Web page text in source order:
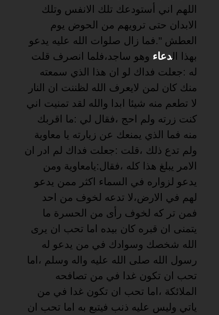
اللهم اني أستودعك تلك الانفس وتلك
الابدان حتى ترويهم من الحوض يوم
العطش ".فما زال صلوات الله عليه يدعو
بهذا الدعاء وهو ساجد،فلما انصرف قلت
له :جعلت فداك لو ان هذا الذي سمعته
منك كان لمن لايعرف الله لظننت ان النار
لا تطعم منه شيئا ابدا والله لقد تمنيت اني
كنت زرته ولم احج ،فقال لي :ما اقربك
منه فما الذي يمنعك عن زيارته يا معاوية
ولم تدع ذلك ،قلت :جعلت فداك لم ادر ان
الامر يبلغ هذا كله ،فقال:يامعاوية ومن
يدعو لزواره في السماء اكثر ممن يدعو
لهم في الارض،لا تدعه لخوف من احد
فمن تر كه لخوف رأى من الحسرة ما
يتمنى ان قبره كان بيده اما تحب ان يرى
الله شخصك وسوادك في من يدعو له
رسول الله صلى الله عليه واله وسلم ،اما
تحب ان تكون غدا في من تصافحه
الملائكة ،اما تحب ان تكون غدا في من
ياتي وليس عليه ذنب فيتبع به اما تحب ان